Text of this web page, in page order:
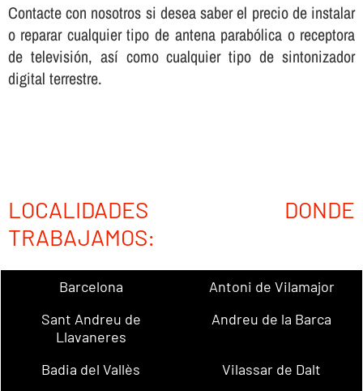
Contacte con nosotros si desea saber el precio de instalar
o reparar cualquier tipo de antena parabólica o receptora
de televisión, así­ como cualquier tipo de sintonizador
digital terrestre.
LOCALIDADES DONDE
TRABAJAMOS:
Barcelona
Antoni de Vilamajor
Sant Andreu de
Llavaneres
Andreu de la Barca
Badia del Vallès
Vilassar de Dalt